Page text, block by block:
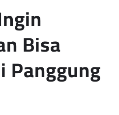
Bisa
Panggung